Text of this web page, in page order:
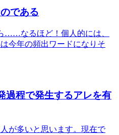
である
……なるほど！個人的には、
今年の頻出ワードになりそ
過程で発生するアレを有
が多いと思います。現在で